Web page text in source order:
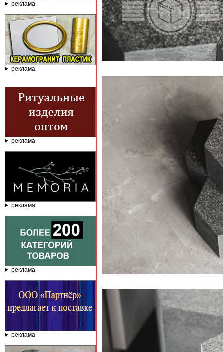
реклама
реклама
реклама
реклама
реклама
реклама